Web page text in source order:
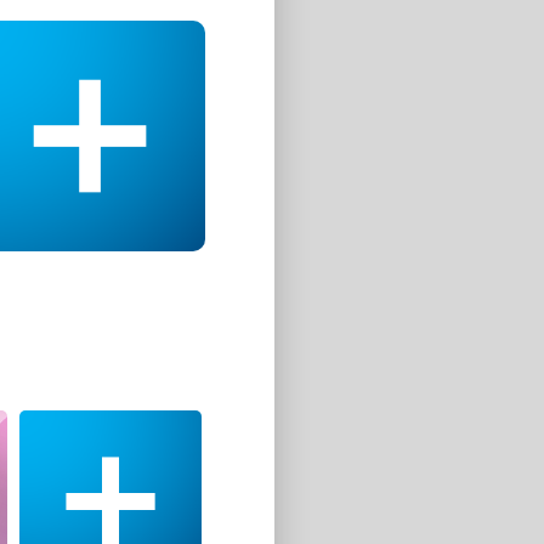
tous mes projets.
Cliquez ici pour
afficher l'image